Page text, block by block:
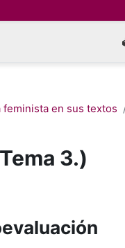
en sus textos
3.)